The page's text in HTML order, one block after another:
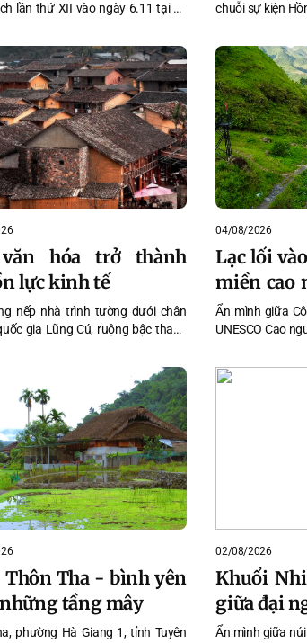
lần thứ XII vào ngày 6.11 tại xã
lịch và thương mại đặc sắc giữa
rực nở.
chuỗi sự kiện
tỉnh Tuyên
hóa trở thành
lực kinh tế
nếp nhà trình tường dưới chân
gia Lũng Cú, ruộng bậc thang
lanh và những lễ hội truyền thống,
văn hóa đa dạng đang mở ra dư
triển mới cho Tuyên Quang.
04/08/2026
Lạc lối
miền cao
Văn
Ẩn mình giữa
UNESCO Cao
trong xanh,
sắc văn hóa
Thôn Tha - bình yên
tầng mây
phường Hà Giang 1, tỉnh Tuyên
02/08/2026
Khuổi
giữa đại
Ẩn mình giữa